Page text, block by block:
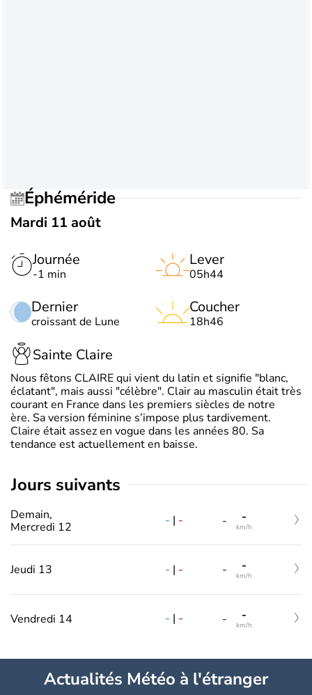
Éphéméride
Mardi 11 août
Journée
-1 min
Dernier
croissant de Lune
Lever
05h44
Coucher
18h46
Sainte Claire
Nous fêtons CLAIRE qui vient du latin et signifie "blanc,
éclatant", mais aussi "célèbre". Clair au masculin était très
courant en France dans les premiers siècles de notre
ère. Sa version féminine s’impose plus tardivement.
Claire était assez en vogue dans les années 80. Sa
tendance est actuellement en baisse.
jours suivants
Demain,
Mercredi 12
- | - - -
km/h
Jeudi 13 - | - - -
km/h
Vendredi 14 - | - - -
km/h
Actualités Météo à l'étranger